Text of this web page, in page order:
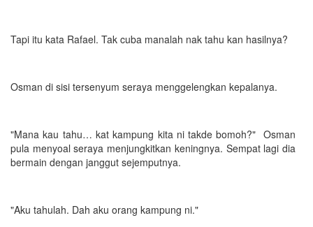
Tapi itu kata Rafael. Tak cuba manalah nak tahu kan hasilnya?
Osman di sisi tersenyum seraya menggelengkan kepalanya.
"Mana kau tahu… kat kampung kita ni takde bomoh?" Osman
pula menyoal seraya menjungkitkan keningnya. Sempat lagi dia
bermain dengan janggut sejemputnya.
"Aku tahulah. Dah aku orang kampung ni."